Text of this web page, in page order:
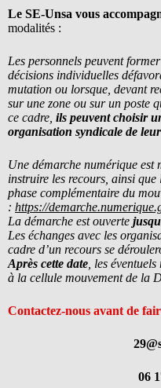
Le SE-Unsa vous
modalités :
Les personnels peuvent
décisions individuelles
mutation ou lorsque, devant
sur une zone ou sur un poste
ce cadre, ils peuvent choisir
organisation syndicale de
Une démarche numérique
instruire les recours, ainsi que
phase complémentaire du
: https://
La démarche est ouverte
Les échanges avec les
cadre d’un recours se
Après cette date , les
à la cellule mouvement de la
Contactez-nous avant de
06